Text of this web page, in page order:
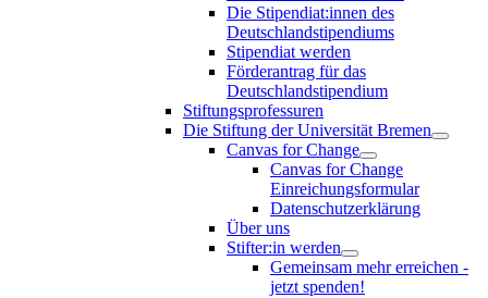
Die Stipendiat:innen des
Deutschlandstipendiums
Stipendiat werden
Förderantrag für das
Deutschlandstipendium
Stiftungsprofessuren
Die Stiftung der Universität Bremen
Canvas for Change
Canvas for Change
Einreichungsformular
Datenschutzerklärung
Über uns
Stifter:in werden
Gemeinsam mehr erreichen -
jetzt spenden!